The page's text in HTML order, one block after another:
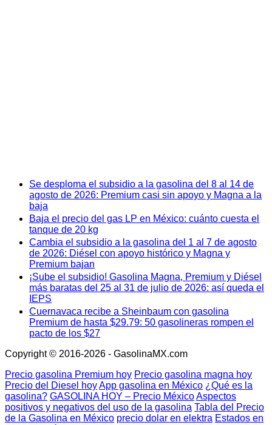
Se desploma el subsidio a la gasolina del 8 al 14 de
agosto de 2026: Premium casi sin apoyo y Magna a la
baja
Baja el precio del gas LP en México: cuánto cuesta el
tanque de 20 kg
Cambia el subsidio a la gasolina del 1 al 7 de agosto
de 2026: Diésel con apoyo histórico y Magna y
Premium bajan
¡Sube el subsidio! Gasolina Magna, Premium y Diésel
más baratas del 25 al 31 de julio de 2026: así queda el
IEPS
Cuernavaca recibe a Sheinbaum con gasolina
Premium de hasta $29.79: 50 gasolineras rompen el
pacto de los $27
Copyright © 2016-2026 - GasolinaMX.com
Precio gasolina Premium hoy Precio gasolina magna hoy
Precio del Diesel hoyApp gasolina en México ¿Qué es la
gasolina? GASOLINA HOY – Precio MéxicoAspectos
positivos y negativos del uso de la gasolina Tabla del Precio
de la Gasolina en México precio dolar en elektra Estados en